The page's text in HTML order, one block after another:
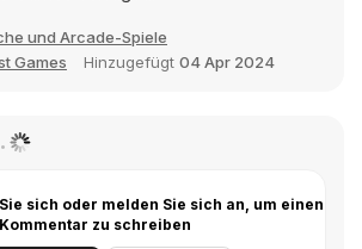
und Arcade-Spiele
Games Hinzugefügt 04 Apr 2024
sich oder melden Sie sich an, um einen
Kommentar zu schreiben